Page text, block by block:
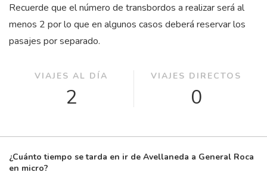
Recuerde que el número de transbordos a realizar será al
menos 2 por lo que en algunos casos deberá reservar los
pasajes por separado.
VIAJES AL DÍA
2
VIAJES DIRECTOS
0
¿Cuánto tiempo se tarda en ir de Avellaneda a General Roca
en micro?